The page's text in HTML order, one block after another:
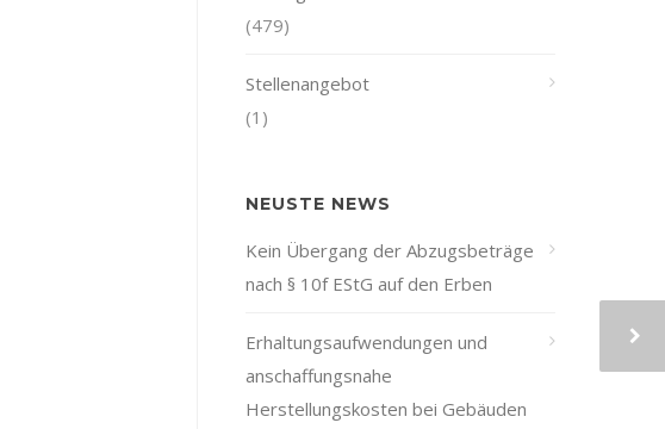
(479)
Stellenangebot
(1)
NEUSTE NEWS
Kein Übergang der Abzugsbeträge
nach § 10f EStG auf den Erben
Erhaltungsaufwendungen und
anschaffungsnahe
Herstellungskosten bei Gebäuden